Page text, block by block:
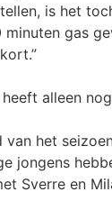
is het
minuten gas
alleen
het
jongens
Sverre en